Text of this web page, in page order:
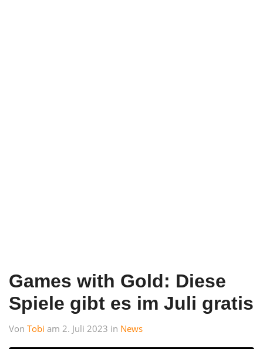
Games with Gold: Diese
Spiele gibt es im Juli gratis
Von Tobi am 2. Juli 2023 in News